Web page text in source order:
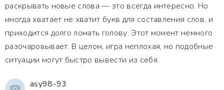
раскрывать новые слова — это всегда интересно. Но
иногда хватает не хватит букв для составления слов, и
приходится долго ломать голову. Этот момент немного
разочаровывает. В целом, игра неплохая, но подобные
ситуации могут быстро вывести из себя.
asy98-93